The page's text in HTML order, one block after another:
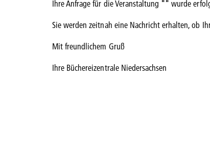
Ihre Anfrage für die Veranstaltung "" wurde
Sie werden zeitnah eine Nachricht erhalten, ob
Mit freundlichem Gruß
Ihre Büchereizentrale Niedersachsen